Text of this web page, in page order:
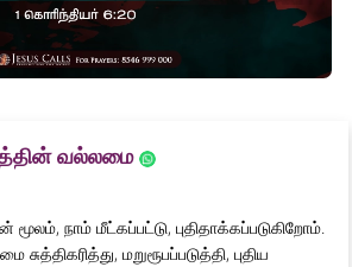
வல்லமை
மூலம், நாம் மீட்கப்பட்டு, புதிதாக்கப்படுகிறோம்.
மறுரூபப்படுத்தி, புதிய